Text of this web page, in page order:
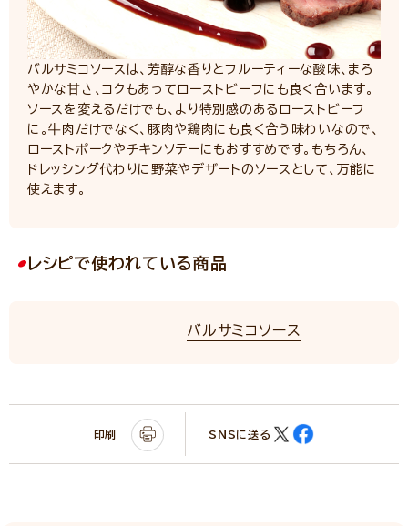
バルサミコソースは、芳醇な香りとフルーティーな酸味、まろ
やかな甘さ、コクもあってローストビーフにも良く合います。
ソースを変えるだけでも、より特別感のあるローストビーフ
に。牛肉だけでなく、豚肉や鶏肉にも良く合う味わいなので、
ローストポークやチキンソテーにもおすすめです。もちろん、
ドレッシング代わりに野菜やデザートのソースとして、万能に
使えます。
レシピで使われている商品
バルサミコソース
印刷 SNSに送る